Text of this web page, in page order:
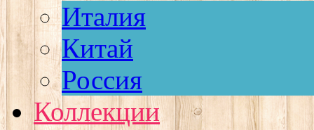
Италия
Китай
Россия
Коллекции